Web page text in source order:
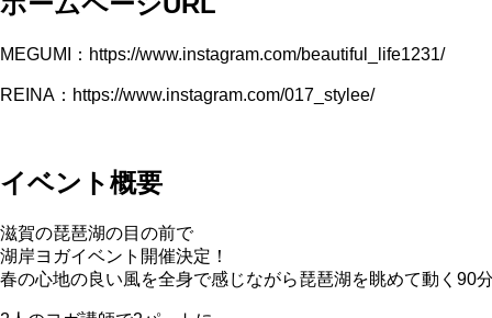
MEGUMI：https://www.instagram.com/beautiful_life1231/
REINA：https://www.instagram.com/017_stylee/
イベント概要
滋賀の琵琶湖の目の前で
湖岸ヨガイベント開催決定！
春の心地の良い風を全身で感じながら琵琶湖を眺めて動く90